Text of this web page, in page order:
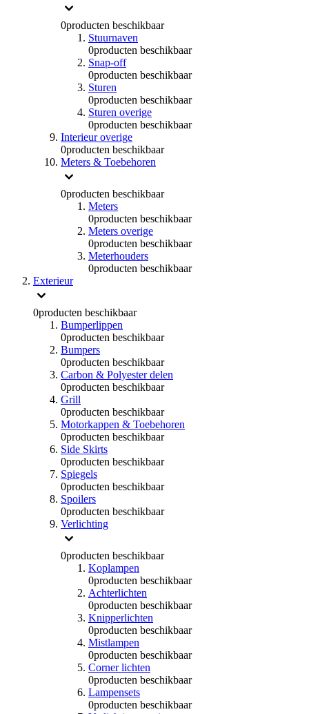
0producten beschikbaar
Stuurnaven
0producten beschikbaar
Snap-off
0producten beschikbaar
Sturen
0producten beschikbaar
Sturen overige
0producten beschikbaar
Interieur overige
0producten beschikbaar
Meters & Toebehoren
0producten beschikbaar
Meters
0producten beschikbaar
Meters overige
0producten beschikbaar
Meterhouders
0producten beschikbaar
Exterieur
0producten beschikbaar
Bumperlippen
0producten beschikbaar
Bumpers
0producten beschikbaar
Carbon & Polyester delen
0producten beschikbaar
Grill
0producten beschikbaar
Motorkappen & Toebehoren
0producten beschikbaar
Side Skirts
0producten beschikbaar
Spiegels
0producten beschikbaar
Spoilers
0producten beschikbaar
Verlichting
0producten beschikbaar
Koplampen
0producten beschikbaar
Achterlichten
0producten beschikbaar
Knipperlichten
0producten beschikbaar
Mistlampen
0producten beschikbaar
Corner lichten
0producten beschikbaar
Lampensets
0producten beschikbaar